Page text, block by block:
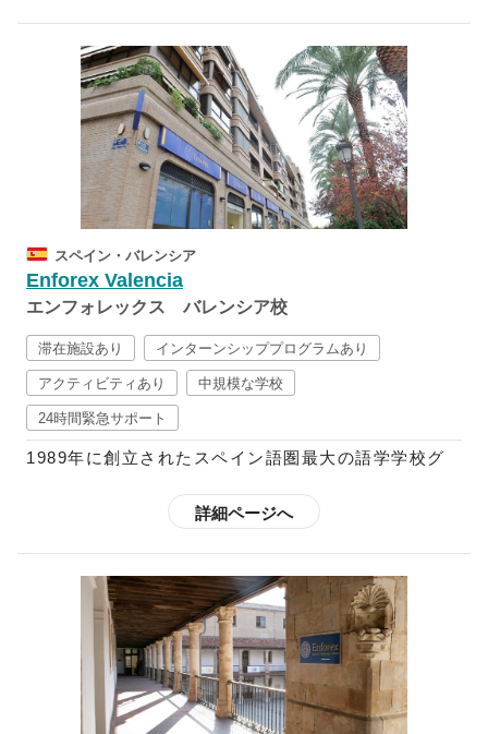
祭日以外は開講しているので、スペインの多彩なお祭
りやイベントの開催期間中に特別アクティビティへ参
加することも可能です。さらに、都市によって魅力が
それぞれ異なるスペインを満喫されたい方は、「転校
制度」を利用することも可能です。
スペイン語で快適なコミュニケーションを図り、スペ
イン語で自身の考えを他人に理解してもらえることを
ゴールとしているエンフォレックスの教育プログラム
では、スパ隠語習得に不可欠な要素である文法や読
解、筆記、リスニング、会話がカリキュラムに含まれ
ています。また、コミュニケーションを円滑にするべ
く、その国の文化を学ぶよう推奨しており、映画、文
回の文化レッスンが含まれたコースも設けています。
さらに、スペイン語+αのコースも多数用意されてい
るので、フラメンコや料理など学ぶことも可能です。
スペイン語中級以上向けには、ビジネス分野でのスペ
イン語を学べるコースや、インターンシップ・ボラン
ティアに参加できるプログラムなども用意されている
ので、初心者～上級者までしっかりと学ぶことができ
ます。
欧米のほとんどの語学学校はクリスマスやイースター
の時期は休校していますが、エンフォレックスでは祝
祭日以外は開講しているので、スペインの多彩なお祭
りやイベントの開催期間中に特別アクティビティへ参
加することも可能です。さらに、都市によって魅力が
それぞれ異なるスペインを満喫されたい方は、「転校
制度」を利用することも可能です。
スペイン・バレンシア
Enforex Valencia
エンフォレックス バレンシア校
滞在施設あり インターンシッププログラムあり
アクティビティあり 中規模な学校
24時間緊急サポート
1989年に創立されたスペイン語圏最大の語学学校グ
国に21校の校舎を展開しており、毎年世界52ヶ国か
スペイン語で快適なコミュニケーションを図り、スペ
イン語で自身の考えを他人に理解してもらえることを
ゴールとしているエンフォレックスの教育プログラム
では、スパ隠語習得に不可欠な要素である文法や読
解、筆記、リスニング、会話がカリキュラムに含まれ
ています。また、コミュニケーションを円滑にするべ
詳細ページへ